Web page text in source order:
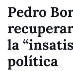
Pedro
la
política